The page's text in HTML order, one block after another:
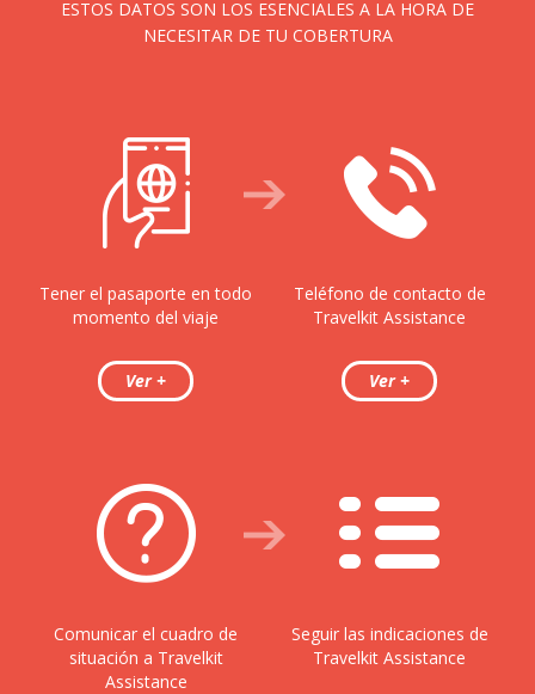
ESTOS DATOS SON LOS ESENCIALES A LA HORA DE
NECESITAR DE TU COBERTURA
Tener el pasaporte en todo
momento del viaje
Teléfono de contacto de
Travelkit Assistance
Comunicar el cuadro de
situación a Travelkit
Assistance
Seguir las indicaciones de
Travelkit Assistance